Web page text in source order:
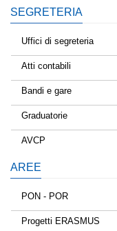
SEGRETERIA
Uffici di segreteria
Atti contabili
Bandi e gare
Graduatorie
AVCP
AREE
PON - POR
Tessere la rete
Progetti ERASMUS